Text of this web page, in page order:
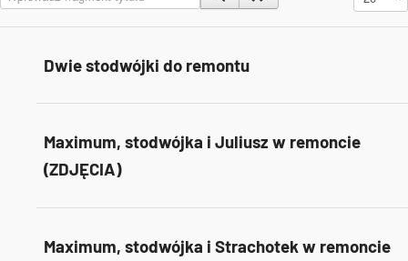
Dwie stodwójki do remontu
Maximum, stodwójka i Juliusz w remoncie
(ZDJĘCIA)
Maximum, stodwójka i Strachotek w remoncie